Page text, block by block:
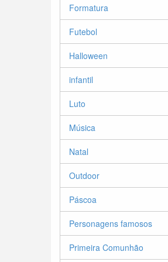
Formatura
Futebol
Halloween
infantil
Luto
Música
Natal
Outdoor
Páscoa
Personagens famosos
Primeira Comunhão